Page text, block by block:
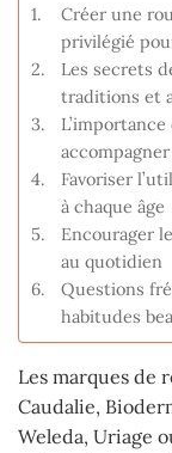
Créer une
privilégié
Les secrets
traditions et
Favoriser
à chaque âge
Encourager
au quotidien
Questions
habitudes
Les marques de
Caudalie,
Weleda, Uriage